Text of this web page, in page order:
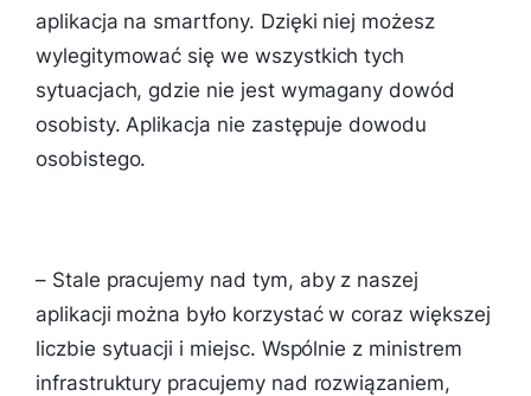
aplikacja na smartfony. Dzięki niej możesz
wylegitymować się we wszystkich tych
sytuacjach, gdzie nie jest wymagany dowód
osobisty. Aplikacja nie zastępuje dowodu
osobistego.
– Stale pracujemy nad tym, aby z naszej
aplikacji można było korzystać w coraz większej
liczbie sytuacji i miejsc. Wspólnie z ministrem
infrastruktury pracujemy nad rozwiązaniem,